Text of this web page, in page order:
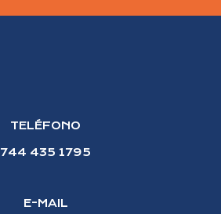
TELÉFONO
744 435 1795
E-MAIL